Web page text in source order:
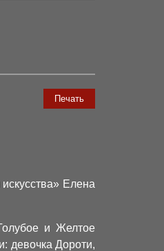
Печать
Елена
и Желтое
девочка Дороти,